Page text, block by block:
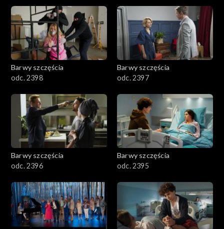
2901-3000
2801–2900
2701–2800
2501–2600
2401–2500
2301–2400
2201–2300
2101–2200
Barwy szczęścia
odc. 2398
Barwy szczęścia
odc. 2397
Barwy szczęścia
odc. 2396
Barwy szczęścia
odc. 2395